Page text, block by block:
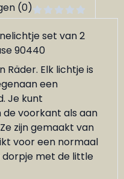
(0)
set van 2
90440
Räder. Elk lichtje is
een
Je kunt
de voorkant als aan
zijn gemaakt van
voor een normaal
dorpje met de little